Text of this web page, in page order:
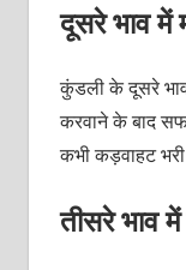
दूसरे भाव में
कुंडली के दूसरे
करवाने के बाद
कभी कड़वाहट
तीसरे भाव